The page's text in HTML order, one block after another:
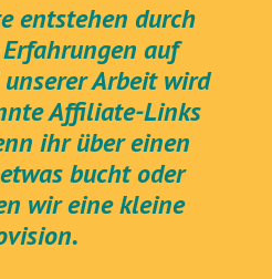
entstehen durch
auf
unserer Arbeit wird
Affiliate-Links
ihr über einen
bucht oder
wir eine kleine